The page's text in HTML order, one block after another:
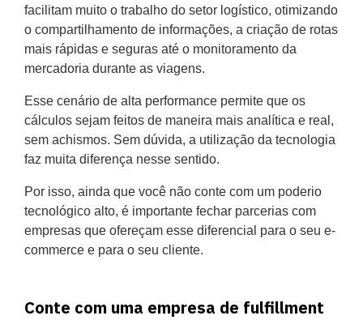
facilitam muito o trabalho do setor logístico, otimizando
o compartilhamento de informações, a criação de rotas
mais rápidas e seguras até o monitoramento da
mercadoria durante as viagens.
Esse cenário de alta performance permite que os
cálculos sejam feitos de maneira mais analítica e real,
sem achismos. Sem dúvida, a utilização da tecnologia
faz muita diferença nesse sentido.
Por isso, ainda que você não conte com um poderio
tecnológico alto, é importante fechar parcerias com
empresas que ofereçam esse diferencial para o seu e-
commerce e para o seu cliente.
Conte com uma empresa de fulfillment